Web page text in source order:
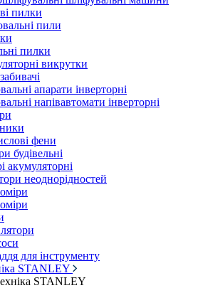
пилки
пили
пилки
викрутки
апарати інверторні
напівавтомати інверторні
фени
будівельні
акумуляторні
неоднорідностей
для інструменту
STANLEY
STANLEY